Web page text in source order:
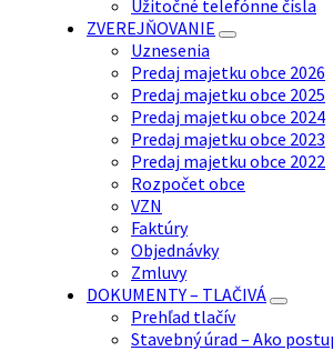
Užitočné telefónne čísla
ZVEREJŇOVANIE
Uznesenia
Predaj majetku obce 2026
Predaj majetku obce 2025
Predaj majetku obce 2024
Predaj majetku obce 2023
Predaj majetku obce 2022
Rozpočet obce
VZN
Faktúry
Objednávky
Zmluvy
DOKUMENTY – TLAČIVÁ
Prehľad tlačív
Stavebný úrad – Ako